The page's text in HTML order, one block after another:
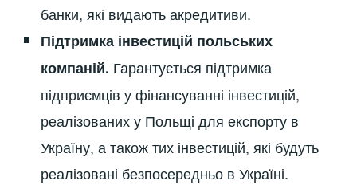
банки, які видають акредитиви.
Підтримка інвестицій польських
компаній. Гарантується підтримка
підприємців у фінансуванні інвестицій,
реалізованих у Польщі для експорту в
Україну, а також тих інвестицій, які будуть
реалізовані безпосередньо в Україні.